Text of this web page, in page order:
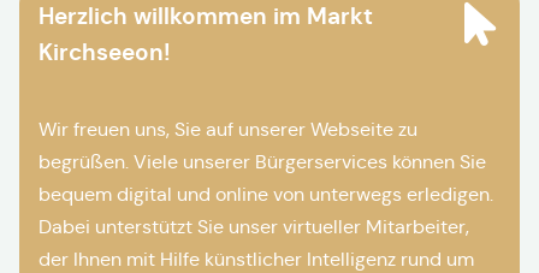
Herzlich willkommen im Markt
Kirchseeon!
Wir freuen uns, Sie auf unserer Webseite zu
begrüßen. Viele unserer Bürgerservices können Sie
bequem digital und online von unterwegs erledigen.
Dabei unterstützt Sie unser virtueller Mitarbeiter,
der Ihnen mit Hilfe künstlicher Intelligenz rund um